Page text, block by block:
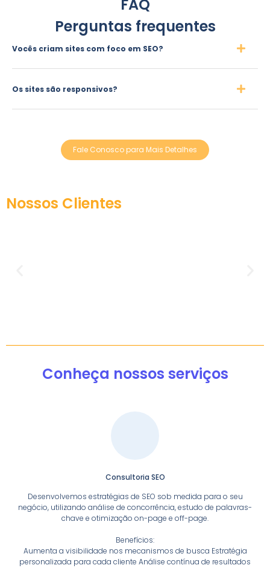
FAQ
Perguntas frequentes
Vocês criam sites com foco em SEO?
Os sites são responsivos?
Fale Conosco para Mais Detalhes
Nossos Clientes
Conheça nossos serviços
Consultoria SEO
Desenvolvemos estratégias de SEO sob medida para o seu
negócio, utilizando análise de concorrência, estudo de palavras-
chave e otimização on-page e off-page.
Benefícios:
Aumenta a visibilidade nos mecanismos de busca Estratégia
personalizada para cada cliente Análise contínua de resultados